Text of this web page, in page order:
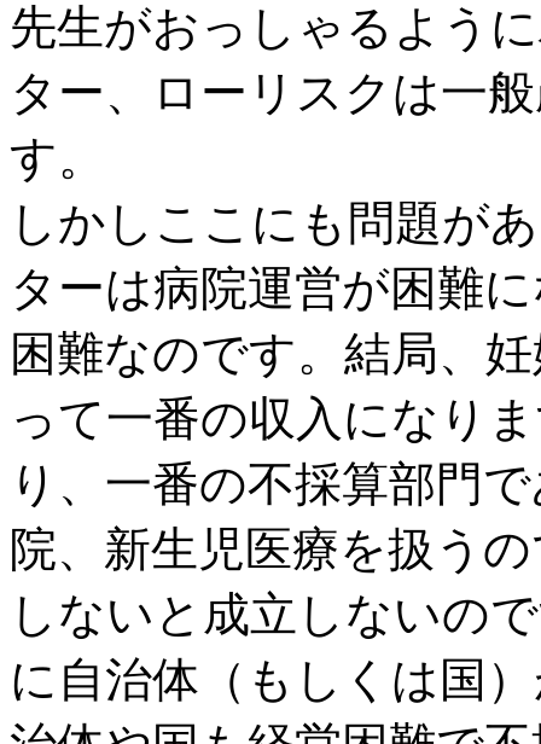
先生がおっしゃるよう
ター、ローリスクは一
す。
しかしここにも問題が
ターは病院運営が困難
困難なのです。結局、
って一番の収入になり
り、一番の不採算部門
院、新生児医療を扱う
しないと成立しないの
に自治体（もしくは国